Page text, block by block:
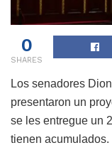
0
SHARES
Los senadores
presentaron un
se les entregue un
tienen acumulados.